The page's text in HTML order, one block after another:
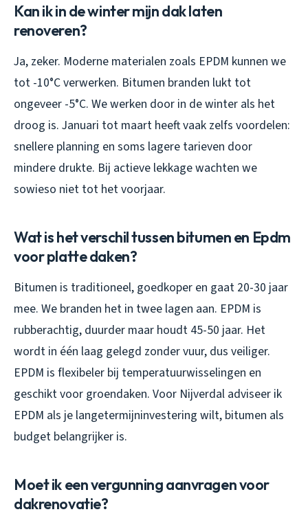
Kan ik in de winter mijn dak laten
renoveren?
Ja, zeker. Moderne materialen zoals EPDM kunnen we
tot -10°C verwerken. Bitumen branden lukt tot
ongeveer -5°C. We werken door in de winter als het
droog is. Januari tot maart heeft vaak zelfs voordelen:
snellere planning en soms lagere tarieven door
mindere drukte. Bij actieve lekkage wachten we
sowieso niet tot het voorjaar.
Wat is het verschil tussen bitumen en Epdm
voor platte daken?
Bitumen is traditioneel, goedkoper en gaat 20-30 jaar
mee. We branden het in twee lagen aan. EPDM is
rubberachtig, duurder maar houdt 45-50 jaar. Het
wordt in één laag gelegd zonder vuur, dus veiliger.
EPDM is flexibeler bij temperatuurwisselingen en
geschikt voor groendaken. Voor Nijverdal adviseer ik
EPDM als je langetermijninvestering wilt, bitumen als
budget belangrijker is.
Moet ik een vergunning aanvragen voor
dakrenovatie?